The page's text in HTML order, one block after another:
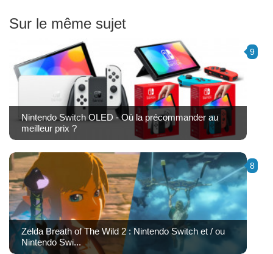
Sur le même sujet
9
Nintendo Switch OLED - Où la précommander au
meilleur prix ?
8
Zelda Breath of The Wild 2 : Nintendo Switch et / ou
Nintendo Swi...